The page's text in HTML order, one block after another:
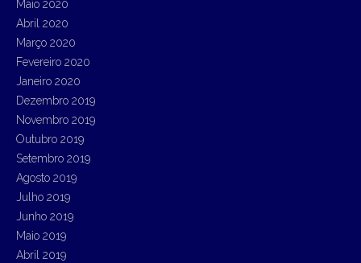
Maio 2020
Abril 2020
Março 2020
Fevereiro 2020
Janeiro 2020
Dezembro 2019
Novembro 2019
Outubro 2019
Setembro 2019
Agosto 2019
Julho 2019
Junho 2019
Maio 2019
Abril 2019